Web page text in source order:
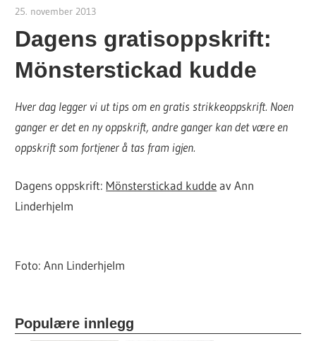
25. november 2013
Dagens gratisoppskrift:
Mönsterstickad kudde
Hver dag legger vi ut tips om en gratis strikkeoppskrift. Noen
ganger er det en ny oppskrift, andre ganger kan det være en
oppskrift som fortjener å tas fram igjen.
Dagens oppskrift: Mönsterstickad kuddeav Ann
Linderhjelm
Foto: Ann Linderhjelm
Populære innlegg